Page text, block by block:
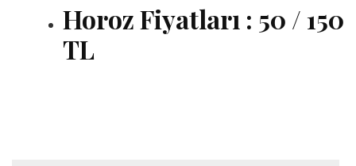
Horoz Fiyatları : 50 / 150
TL